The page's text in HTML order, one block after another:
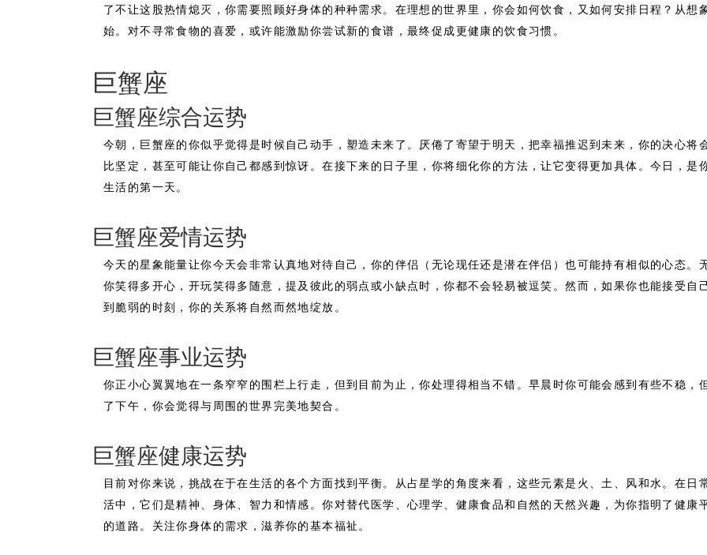
了不让这股热情熄灭，你需要照顾好身体的种种需求。在理想的世界里，你会如何饮食，又如何安排日程？从想
始。对不寻常食物的喜爱，或许能激励你尝试新的食谱，最终促成更健康的饮食习惯。
巨蟹座
巨蟹座综合运势
今朝，巨蟹座的你似乎觉得是时候自己动手，塑造未来了。厌倦了寄望于明天，把幸福推迟到未来，你的决心将
比坚定，甚至可能让你自己都感到惊讶。在接下来的日子里，你将细化你的方法，让它变得更加具体。今日，是
生活的第一天。
巨蟹座爱情运势
今天的星象能量让你今天会非常认真地对待自己，你的伴侣（无论现任还是潜在伴侣）也可能持有相似的心态。
你笑得多开心，开玩笑得多随意，提及彼此的弱点或小缺点时，你都不会轻易被逗笑。然而，如果你也能接受自
到脆弱的时刻，你的关系将自然而然地绽放。
巨蟹座事业运势
你正小心翼翼地在一条窄窄的围栏上行走，但到目前为止，你处理得相当不错。早晨时你可能会感到有些不稳，
了下午，你会觉得与周围的世界完美地契合。
巨蟹座健康运势
目前对你来说，挑战在于在生活的各个方面找到平衡。从占星学的角度来看，这些元素是火、土、风和水。在日
活中，它们是精神、身体、智力和情感。你对替代医学、心理学、健康食品和自然的天然兴趣，为你指明了健康
的道路。关注你身体的需求，滋养你的基本福祉。